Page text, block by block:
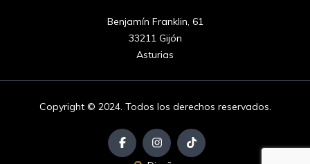
Benjamín Franklin, 61
33211 Gijón
Asturias
Copyright © 2024. Todos los derechos reservados.